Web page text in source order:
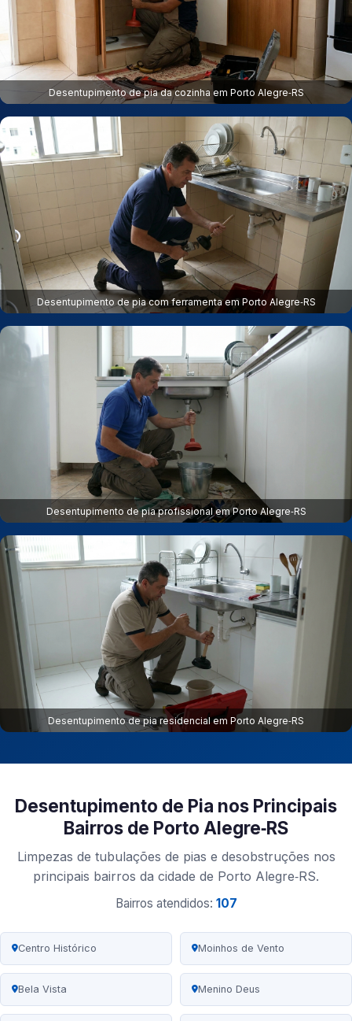
Desentupimento de pia da cozinha em Porto Alegre‑RS
Desentupimento de pia com ferramenta em Porto Alegre‑RS
Desentupimento de pia profissional em Porto Alegre‑RS
Desentupimento de pia residencial em Porto Alegre‑RS
Desentupimento de Pia nos Principais
Bairros de Porto Alegre‑RS
Limpezas de tubulações de pias e desobstruções nos
principais bairros da cidade de Porto Alegre‑RS.
Bairros atendidos: 107
Centro Histórico Moinhos de Vento
Bela Vista Menino Deus